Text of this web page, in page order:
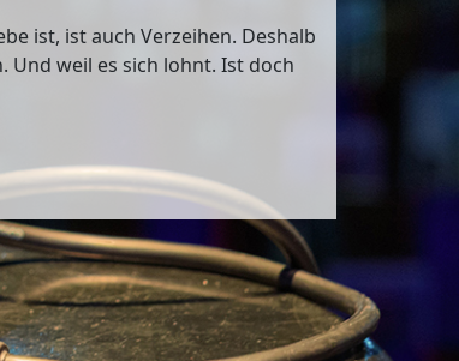
ist, ist auch Verzeihen. Deshalb
Und weil es sich lohnt. Ist doch